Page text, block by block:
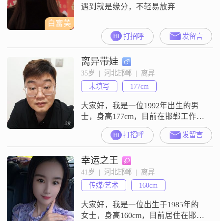
包容心##300
白富美
遇到就是缘分，不轻易放弃
打招呼 发留言
离异带娃
35岁  |  河北邯郸  |  离异
未填写
177cm
大家好，我是一位1992年出生的男
士，身高177cm，目前在邯郸工作，
月收入在8001到12000元之间
##3002##我拥有大学本科学历，自
认为是一个理性而稳重的人
##3002##我非常重视家庭，认为家
庭是生活的重心，愿意为家庭的幸
福付出一切##3002##在感情方面，
我始终坚持真诚相待，我认为这是
建立稳定关系的基础
打招呼 发留言
幸运之王
41岁  |  河北邯郸  |  离异
传媒/艺术
160cm
大家好，我是一位出生于1985年的
女士，身高160cm，目前居住在邯郸